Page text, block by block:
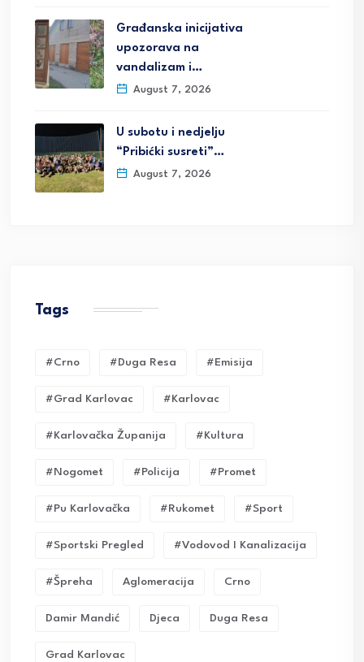
Građanska inicijativa
upozorava na
vandalizam i…
August 7, 2026
U subotu i nedjelju
“Pribićki susreti”…
August 7, 2026
Tags
#crno #duga Resa #emisija
#grad Karlovac #karlovac
#karlovačka Županija #kultura
#nogomet #policija #promet
#pu Karlovačka #rukomet #sport
#sportski Pregled #vodovod I Kanalizacija
#Špreha Aglomeracija Crno
Damir Mandić Djeca Duga Resa
Grad Karlovac